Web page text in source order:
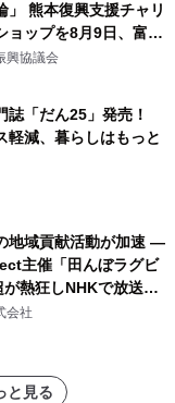
」 熊本復興支援チャリ
ョップを8月9日、富
興協議会
誌「だん25」発売！
軽減、暮らしはもっと
地域貢献活動が加速 ―
主催「田んぼラグビ
熱狂しNHKで放送さ
会社
と見る